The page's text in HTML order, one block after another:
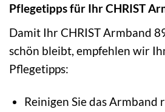
Pflegetipps für Ihr CHRIST
Damit Ihr CHRIST Armband
schön bleibt, empfehlen wir
Pflegetipps:
Reinigen Sie das Armband